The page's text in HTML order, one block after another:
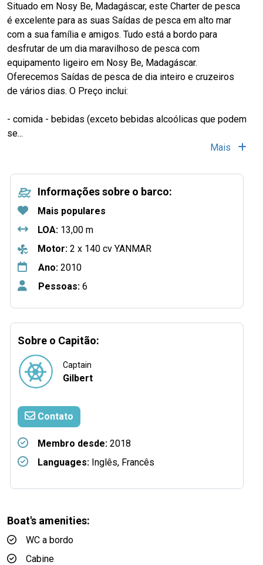
Situado em Nosy Be, Madagáscar, este Charter de pesca
é excelente para as suas Saídas de pesca em alto mar
com a sua família e amigos. Tudo está a bordo para
desfrutar de um dia maravilhoso de pesca com
equipamento ligeiro em Nosy Be, Madagáscar.
Oferecemos Saídas de pesca de dia inteiro e cruzeiros
de vários dias. O Preço inclui:
- comida - bebidas (exceto bebidas alcoólicas que podem
se...
Mais
Informações sobre o barco:
Mais populares
LOA: 13,00 m
Motor: 2 x 140 cv YANMAR
Ano: 2010
Pessoas: 6
Sobre o Capitão:
Captain
Gilbert
Contato
Membro desde: 2018
Languages: Inglês, Francês
Boat's amenities:
WC a bordo
Cabine